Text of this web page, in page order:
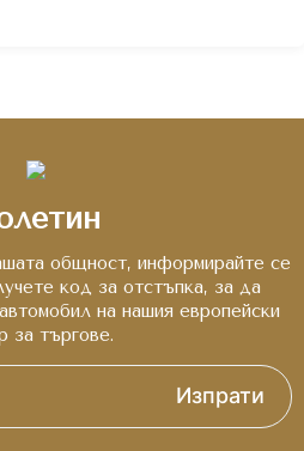
общност, информирайте се
код за отстъпка, за да
на нашия европейски
за търгове.
Изпрати